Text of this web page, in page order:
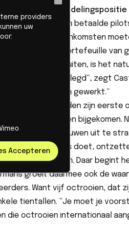
naar onderhandelingspositie
zich momenteel in betaalde
licentieovereenkomsten
stevige octrooiportefeuille van
te kunnen sluiten, is het
goed hebt vastgelegd”, zegt
heel hard aan gewerkt.”
ruim een jaar geleden zijn eerste
nieuwe aanvragen
ook om vertrouwen uit te
je zaken serieus doet,
bij partijen. Daar begint
groeit daarmee ook de
Want vijf octrooien, dat
tientallen. “Je moet je
die octrooien internationaal
providers
uw
Accepteren
Close